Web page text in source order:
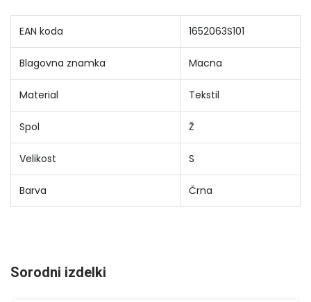
EAN koda 1652063S101
Blagovna znamka Macna
Material Tekstil
Spol Ž
Velikost S
Barva Črna
Sorodni izdelki